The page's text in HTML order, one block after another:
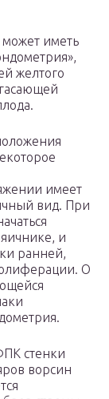
иметь
желтого
имеет
вид. При
и
ранней,
О
стенки
ворсин